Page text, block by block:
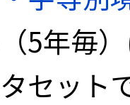
5年毎
セット